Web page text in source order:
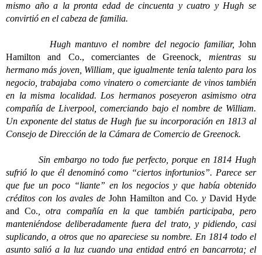
mismo año a la pronta edad de cincuenta y cuatro y Hugh se
convirtió en el cabeza de familia.
Hugh mantuvo el nombre del negocio familiar, John
Hamilton and Co., comerciantes de Greenock , mientras su
hermano más joven, William, que igualmente tenía talento para los
negocio, trabajaba como vinatero o comerciante de vinos también
en la misma localidad. Los hermanos poseyeron asimismo otra
compañía de Liverpool, comerciando bajo el nombre de William.
Un exponente del status de Hugh fue su incorporación en 1813 al
Consejo de Dirección de la Cámara de Comercio de Greenock.
Sin embargo no todo fue perfecto, porque en 1814 Hugh
sufrió lo que él denominó como “ciertos infortunios”. Parece ser
que fue un poco “liante” en los negocios y que había obtenido
créditos con los avales de John Hamilton and Co. y David Hyde
and Co. , otra compañía en la que también participaba, pero
manteniéndose deliberadamente fuera del trato, y pidiendo, casi
suplicando, a otros que no apareciese su nombre. En 1814 todo el
asunto salió a la luz cuando una entidad entró en bancarrota; el